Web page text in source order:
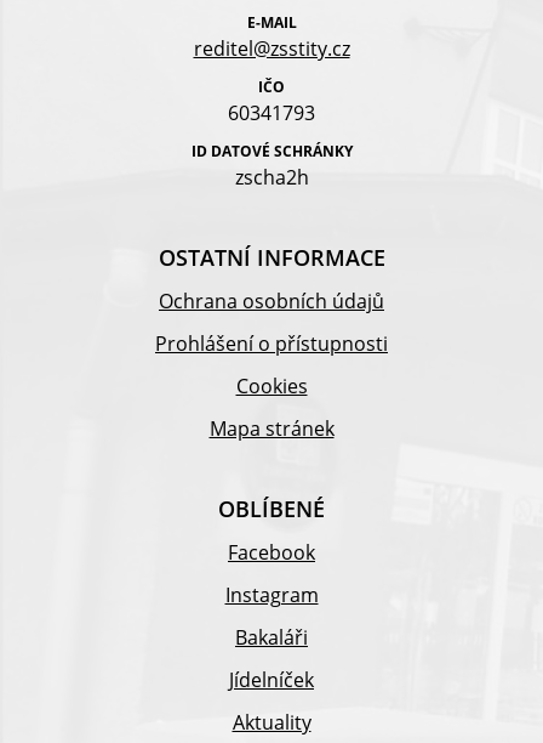
E-MAIL
reditel@zsstity.cz
IČO
60341793
ID DATOVÉ SCHRÁNKY
zscha2h
OSTATNÍ INFORMACE
Ochrana osobních údajů
Prohlášení o přístupnosti
Cookies
Mapa stránek
OBLÍBENÉ
Facebook
Instagram
Bakaláři
Jídelníček
Aktuality